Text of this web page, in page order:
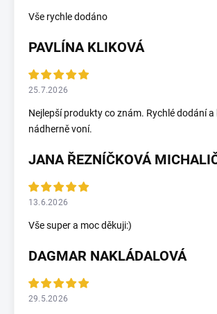
Vše rychle dodáno
PAVLÍNA KLIKOVÁ
25.7.2026
Nejlepší produkty co znám. Rychlé dodání a
nádherně voní.
JANA ŘEZNÍČKOVÁ
13.6.2026
Vše super a moc děkuji:)
DAGMAR NAKLÁDALOVÁ
29.5.2026